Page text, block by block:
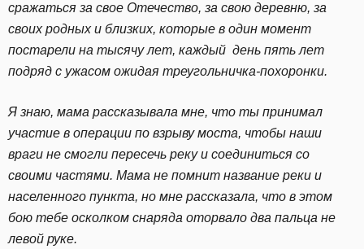
сражаться за свое Отечество, за свою деревню, за
своих родных и близких, которые в один момент
постарели на тысячу лет, каждый день пять лет
подряд с ужасом ожидая треугольничка-похоронки.
Я знаю, мама рассказывала мне, что ты принимал
участие в операции по взрыву моста, чтобы наши
враги не смогли пересечь реку и соединиться со
своими частями. Мама не помнит название реки и
населенного пункта, но мне рассказала, что в этом
бою тебе осколком снаряда оторвало два пальца не
левой руке.